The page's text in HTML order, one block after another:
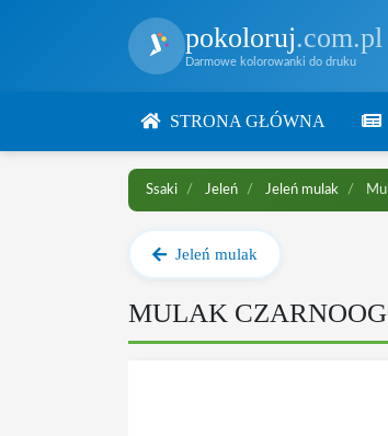
pokoloruj.com.pl
Darmowe kolorowanki do druku
STRONA GŁÓWNA
Ssaki Jeleń Jeleń mulak
Jeleń mulak
MULAK